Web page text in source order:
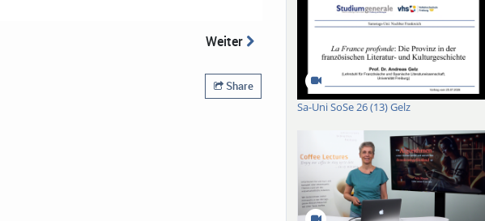
Weiter
Share
Sa-Uni SoSe 26 (13) Gelz